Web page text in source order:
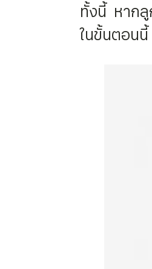
ทั้งนี้ หากลู
ในขั้นตอน